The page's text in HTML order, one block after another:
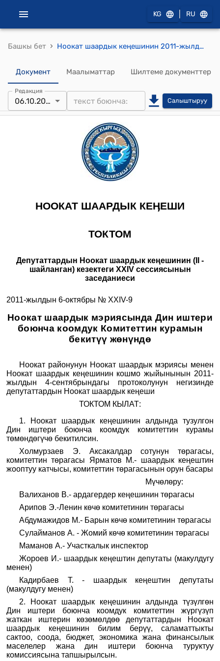
KG RU
Башкы бет › Ноокат шаардык кеңешинин 2011-жылдын 6-октябрындагы № XXIV-9 "Ноокат шаардык мэриясында Дин иштери боюнча коомдук Комитеттин курамын бекитүү жөнүндө" токтому
Документ Маалыматтар Шилтеме документтер
Редакция
06.10.2011 Салыштыруу